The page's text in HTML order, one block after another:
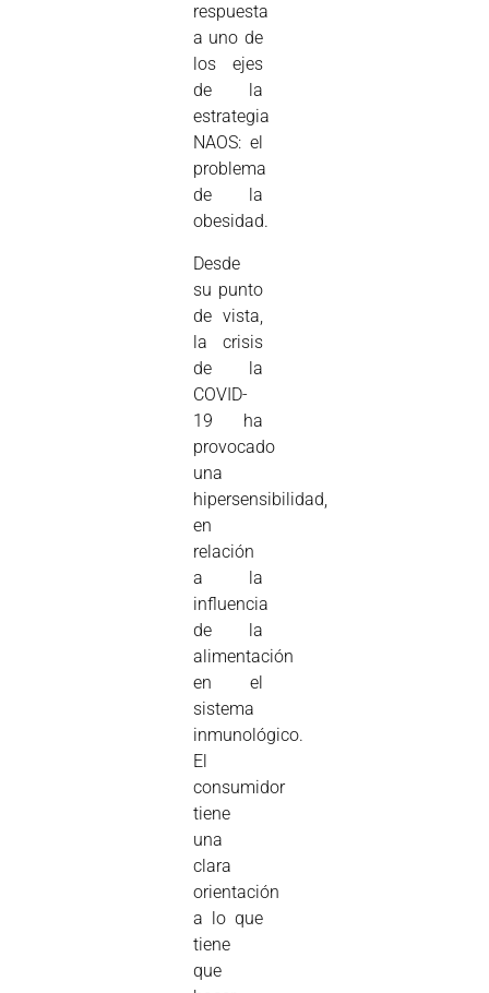
respuesta
a uno de
los ejes
de la
estrategia
NAOS: el
problema
de la
obesidad.
Desde
su punto
de vista,
la crisis
de la
COVID-
19 ha
provocado
una
hipersensibilidad,
en
relación
a la
influencia
de la
alimentación
en el
sistema
inmunológico.
El
consumidor
tiene
una
clara
orientación
a lo que
tiene
que